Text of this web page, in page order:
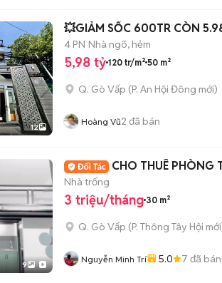
12
💥GIẢM SỐC 600TR CÒN
4 PN Nhà ngõ, hẻm
5,98 tỷ 120 tr/m² 50 m²
Q. Gò Vấp (P. An Hội Đông mới)
Hoàng Vũ2 đã bán
9
CHO THUÊ PHÒNG
Nhà trống
3 triệu/tháng 30 m²
Q. Gò Vấp (P. Thông Tây Hội
Nguyễn Minh Trí 5.0 7 đã bán